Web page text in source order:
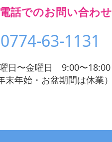
話でのお問い合わせ
0774-63-1131
日〜金曜日 9:00〜18:00
末年始・お盆期間は休業）